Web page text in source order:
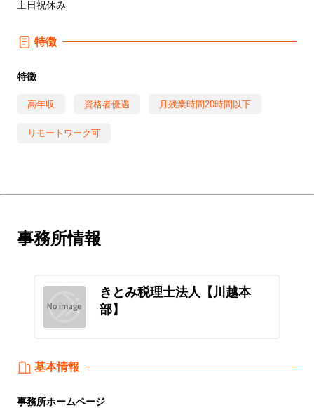
土日祝休み
特徴
特徴
高年収 資格者優遇 月残業時間20時間以下
リモートワーク可
事務所情報
きとみ税理士法人【川越本
部】
基本情報
事務所ホームページ